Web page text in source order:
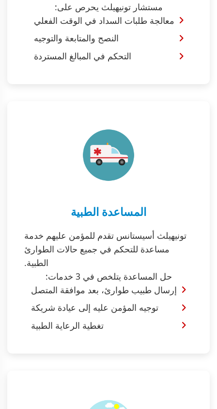
مستشار تونيهيلث يحرص على:
معالجة طلبات السداد في الوقت الفعلي
النصح والمتابعة والتوجيه
التحكم في المبالغ المستردة
المساعدة الطبية
تونيهيلث أسيستانس تقدم للمؤمن عليهم خدمة
مساعدة للتحكم في جميع حالات الطوارئ
الطبية.
حل المساعدة يتلخص في 3 خدمات:
إرسال طبيب طوارئ، بعد موافقة المتصل
توجيه المؤمن عليه إلى عيادة شريكة
تغطية الرعاية الطبية